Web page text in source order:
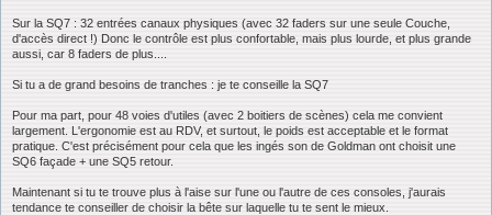
Sur la SQ7 : 32 entrées canaux physiques (avec 32 faders sur une seule Couche,
d'accès direct !) Donc le contrôle est plus confortable, mais plus lourde, et plus grande
aussi, car 8 faders de plus....
Si tu a de grand besoins de tranches : je te conseille la SQ7
Pour ma part, pour 48 voies d'utiles (avec 2 boitiers de scènes) cela me convient
largement. L'ergonomie est au RDV, et surtout, le poids est acceptable et le format
pratique. C'est précisément pour cela que les ingés son de Goldman ont choisit une
SQ6 façade + une SQ5 retour.
Maintenant si tu te trouve plus à l'aise sur l'une ou l'autre de ces consoles, j'aurais
tendance te conseiller de choisir la bête sur laquelle tu te sent le mieux.